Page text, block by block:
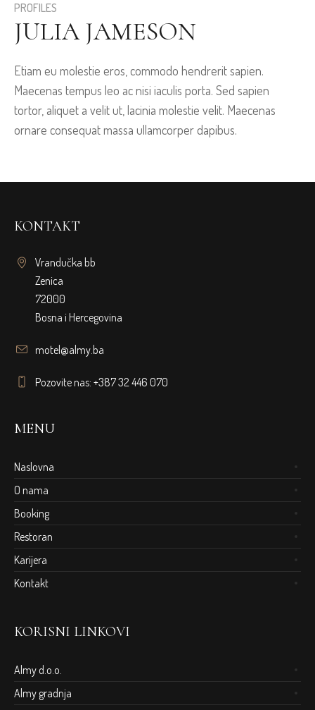
PROFILES
JULIA JAMESON
Etiam eu molestie eros, commodo hendrerit sapien.
Maecenas tempus leo ac nisi iaculis porta. Sed sapien
tortor, aliquet a velit ut, lacinia molestie velit. Maecenas
ornare consequat massa ullamcorper dapibus.
KONTAKT
Vrandučka bb
Zenica
72000
Bosna i Hercegovina
motel@almy.ba
Pozovite nas: +387 32 446 070
MENU
Naslovna
O nama
Booking
Restoran
Karijera
Kontakt
KORISNI LINKOVI
Almy d.o.o.
Almy gradnja